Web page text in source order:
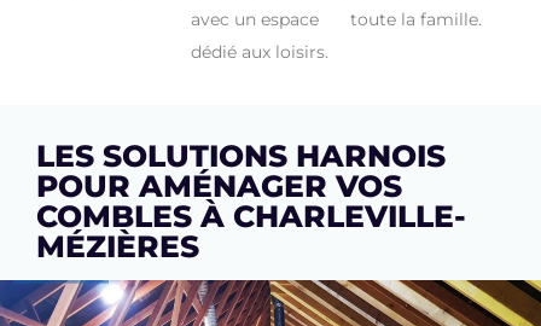
avec un espace
dédié aux loisirs.
toute la famille.
LES SOLUTIONS HARNOIS
POUR AMÉNAGER VOS
COMBLES À CHARLEVILLE-
MÉZIÈRES